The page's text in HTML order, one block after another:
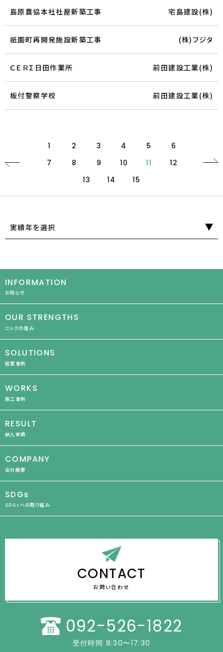
島原農協本社社屋新築工事 宅島建設(株)
祇園町再開発施設新築工事 (株)フジタ
ＣＥＲＩ日田作業所 前田建設工業(株)
板付警察学校 前田建設工業(株)
1 2 3 4 5
6
7
8 9 10 11
12
13
14 15
実績年を選択
INFORMATION
お知らせ
OUR STRENGTHS
ニックの強み
SOLUTIONS
提案事例
WORKS
施工事例
RESULT
納入実績
COMPANY
会社概要
SDGs
SDGsへの取り組み
CONTACT
お問い合わせ
092-526-1822
受付時間 8:30〜17:30